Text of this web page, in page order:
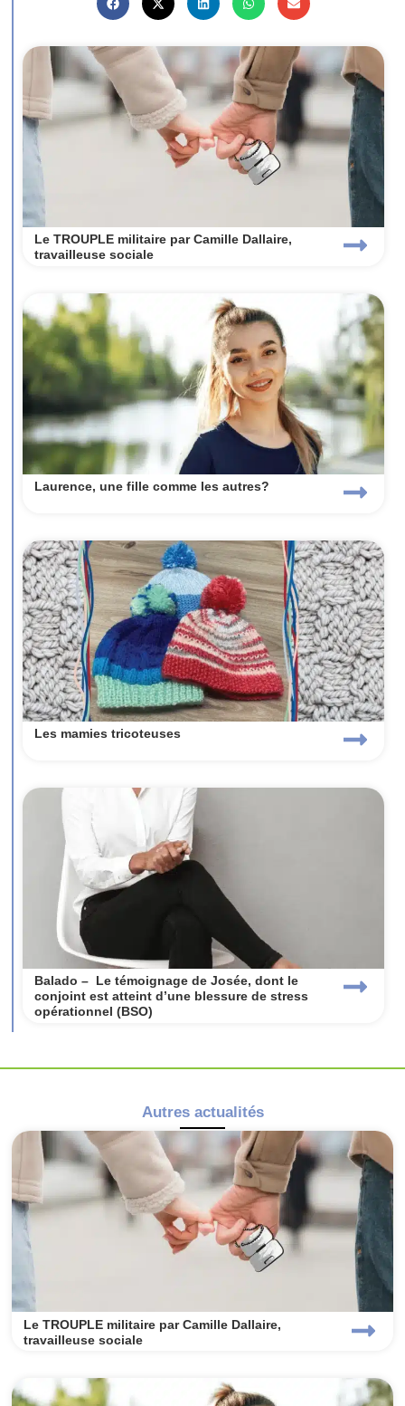
Le TROUPLE militaire par Camille Dallaire,
travailleuse sociale
Laurence, une fille comme les autres?
Les mamies tricoteuses
Balado – Le témoignage de Josée, dont le
conjoint est atteint d’une blessure de stress
opérationnel (BSO)
Autres actualités
Le TROUPLE militaire par Camille Dallaire,
travailleuse sociale